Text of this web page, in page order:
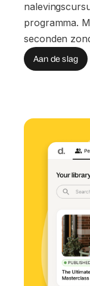
programma.
seconden
Aan de slag